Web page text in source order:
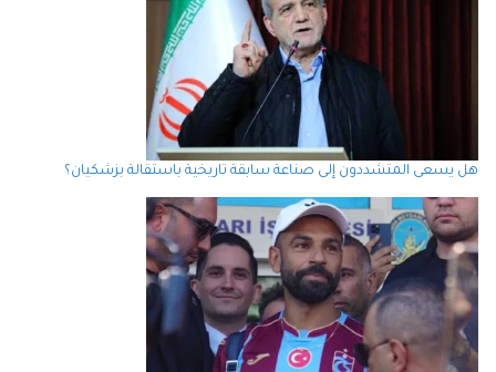
هل يسعى المتشددون إلى صناعة سابقة تاريخية باستقالة بزشكيان؟